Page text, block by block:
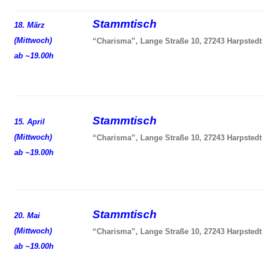
18. März
(Mittwoch)
ab ~19.00h
Stammtisch
“Charisma”, Lange Straße 10, 27243 Harpstedt
15. April
(Mittwoch)
ab ~19.00h
Stammtisch
“Charisma”, Lange Straße 10, 27243 Harpstedt
20. Mai
(Mittwoch)
ab ~19.00h
Stammtisch
“Charisma”, Lange Straße 10, 27243 Harpstedt